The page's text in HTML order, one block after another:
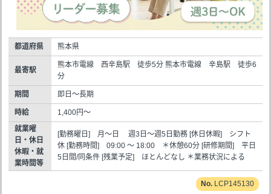
都道府県 熊本県
最寄駅
熊本市電線 西辛島駅 徒歩5分 熊本市電線 辛島駅 徒歩6
分
期間 即日～長期
時給
1,400円～
就業曜
日・休日
休暇・就
業時間等
[勤務曜日] 月～日 週3日～週5日勤務 [休日休暇] シフト
休 [勤務時間] 09:00 ～ 18:00 ＊休憩60分 [研修期間] 平日
5日間/同条件 [残業予定] ほとんどなし ＊業務状況による
LCP145130